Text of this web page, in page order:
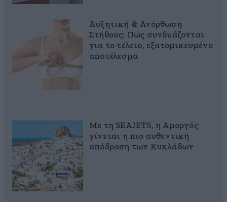
Αυξητική & Ανόρθωση
Στήθους: Πώς συνδυάζονται
για το τέλειο, εξατομικευμένο
αποτέλεσμα
Με τη SEAJETS, η Αμοργός
γίνεται η πιο αυθεντική
απόδραση των Κυκλάδων